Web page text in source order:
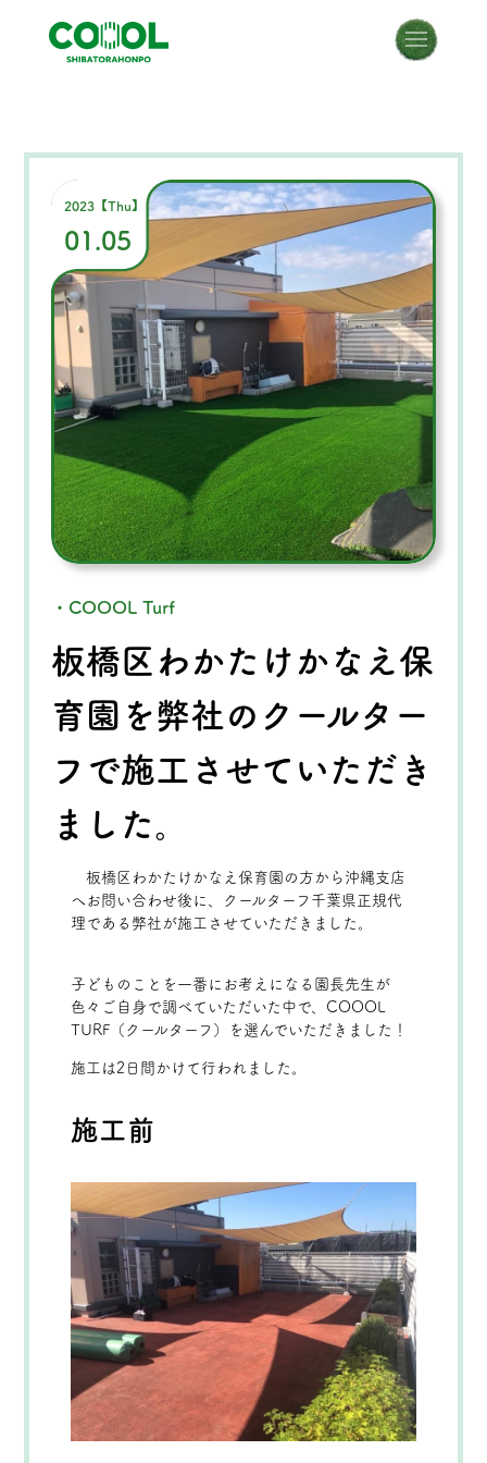
2023【Thu】
01.05
・COOOL Turf
板橋区わかたけかなえ保
育園を弊社のクールター
フで施工させていただき
ました。
板橋区わかたけかなえ保育園の方から沖縄支店
へお問い合わせ後に、クールターフ千葉県正規代
理である弊社が施工させていただきました。
子どものことを一番にお考えになる園長先生が
色々ご自身で調べていただいた中で、COOOL
TURF（クールターフ）を選んでいただきました！
施工は2日間かけて行われました。
施工前